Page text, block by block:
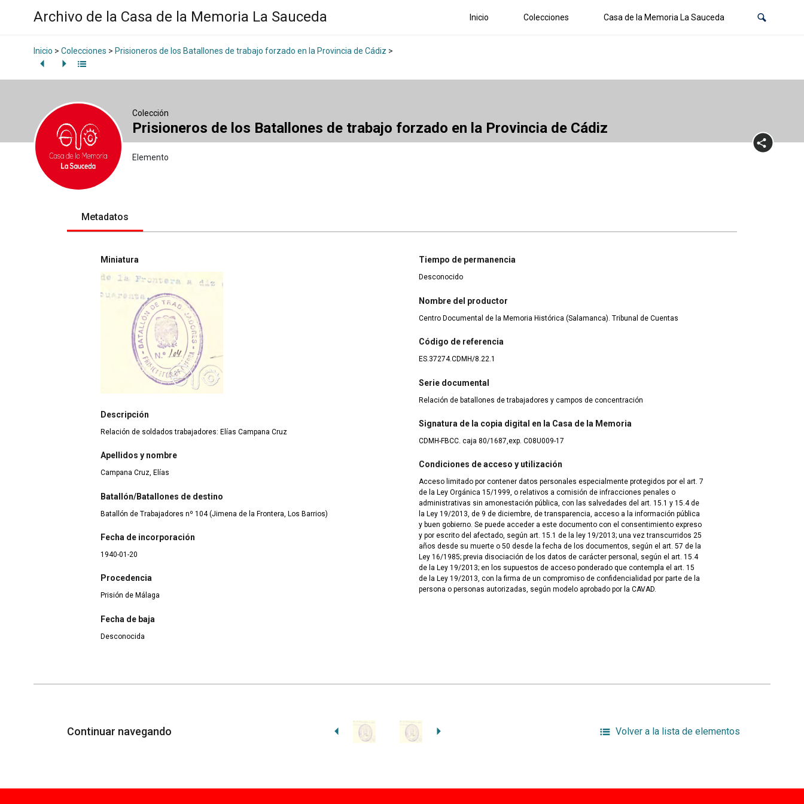
Archivo de la Casa de la Memoria La Sauceda Inicio Colecciones Casa de la Memoria La Sauceda
Inicio > Colecciones > Prisioneros de los Batallones de trabajo forzado en la Provincia de Cádiz >
Colección
Prisioneros de los Batallones de trabajo forzado en la Provincia de Cádiz
Elemento
Metadatos
Miniatura
Descripción
Relación de soldados trabajadores: Elías Campana Cruz
Apellidos y nombre
Campana Cruz, Elías
Batallón/Batallones de destino
Batallón de Trabajadores nº 104 (Jimena de la Frontera, Los Barrios)
Fecha de incorporación
1940-01-20
Procedencia
Prisión de Málaga
Fecha de baja
Desconocida
Tiempo de permanencia
Desconocido
Nombre del productor
Centro Documental de la Memoria Histórica (Salamanca). Tribunal de Cuentas
Código de referencia
ES.37274.CDMH/8.22.1
Serie documental
Relación de batallones de trabajadores y campos de concentración
Signatura de la copia digital en la Casa de la Memoria
CDMH-FBCC. caja 80/1687,exp. C08U009-17
Condiciones de acceso y utilización
Acceso limitado por contener datos personales especialmente protegidos por el art. 7
de la Ley Orgánica 15/1999, o relativos a comisión de infracciones penales o
administrativas sin amonestación pública, con las salvedades del art. 15.1 y 15.4 de
la Ley 19/2013, de 9 de diciembre, de transparencia, acceso a la información pública
y buen gobierno. Se puede acceder a este documento con el consentimiento expreso
y por escrito del afectado, según art. 15.1 de la ley 19/2013; una vez transcurridos 25
años desde su muerte o 50 desde la fecha de los documentos, según el art. 57 de la
Ley 16/1985; previa disociación de los datos de carácter personal, según el art. 15.4
de la Ley 19/2013; en los supuestos de acceso ponderado que contempla el art. 15
de la Ley 19/2013, con la firma de un compromiso de confidencialidad por parte de la
persona o personas autorizadas, según modelo aprobado por la CAVAD.
Continuar navegando Volver a la lista de elementos